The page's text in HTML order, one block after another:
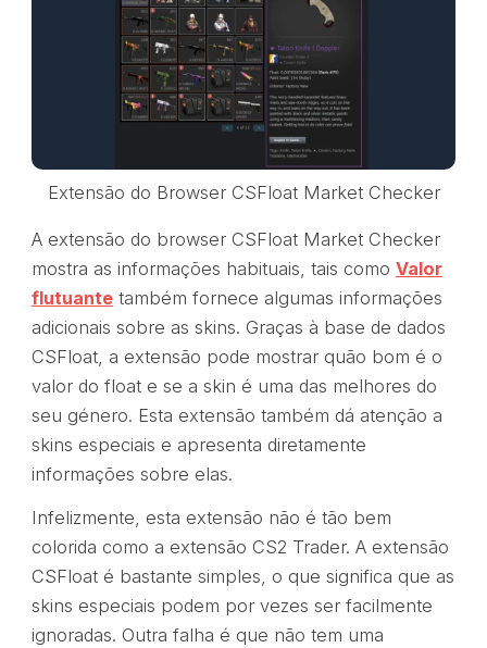
Extensão do Browser CSFloat Market Checker
A extensão do browser CSFloat Market Checker
mostra as informações habituais, tais como Valor
flutuantetambém fornece algumas informações
adicionais sobre as skins. Graças à base de dados
CSFloat, a extensão pode mostrar quão bom é o
valor do float e se a skin é uma das melhores do
seu género. Esta extensão também dá atenção a
skins especiais e apresenta diretamente
informações sobre elas.
Infelizmente, esta extensão não é tão bem
colorida como a extensão CS2 Trader. A extensão
CSFloat é bastante simples, o que significa que as
skins especiais podem por vezes ser facilmente
ignoradas. Outra falha é que não tem uma